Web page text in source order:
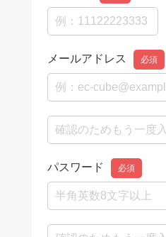
メールアドレス 必須
パスワード 必須